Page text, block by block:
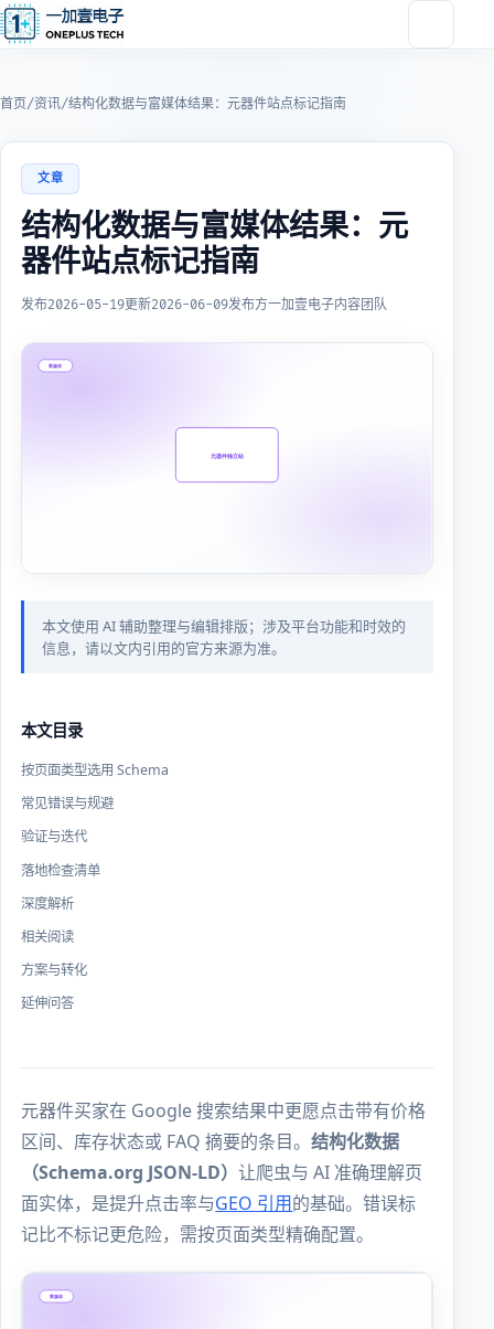
首页/资讯/结构化数据与富媒体结果：元器件站点标记指南
文章
结构化数据与富媒体结果：元
器件站点标记指南
发布2026-05-19更新2026-06-09发布方一加壹电子内容团队
本文使用 AI 辅助整理与编辑排版；涉及平台功能和时效的
信息，请以文内引用的官方来源为准。
本文目录
按页面类型选用 Schema
常见错误与规避
验证与迭代
落地检查清单
深度解析
相关阅读
方案与转化
延伸问答
元器件买家在 Google 搜索结果中更愿点击带有价格
区间、库存状态或 FAQ 摘要的条目。结构化数据
（Schema.org JSON-LD）让爬虫与 AI 准确理解页
面实体，是提升点击率与GEO 引用的基础。错误标
记比不标记更危险，需按页面类型精确配置。